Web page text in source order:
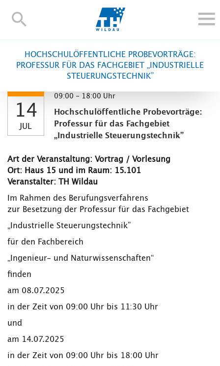
TH-
STUDIEREN UND WEITERBILDEN
IM STUDIUM
FORSCHUNG UND TRANSFER
ALUMNI
HOCHSCHULE
INTERNATIONAL
Blogs Kontakt und Anfahrt Webmail Moodle
TH Online-Portal Personensuche
HOCHSCHULÖFFENTLICHE PROBEVORTRÄGE:
PROFESSUR FÜR DAS FACHGEBIET „INDUSTRIELLE
STEUERUNGSTECHNIK”
14
JUL
09:00 - 18:00 Uhr
Hochschulöffentliche Probevorträge:
Professur für das Fachgebiet
„Industrielle Steuerungstechnik”
Art der Veranstaltung: Vortrag / Vorlesung
Ort: Haus 15 und im Raum: 15.101
Veranstalter: TH Wildau
Im Rahmen des Berufungsverfahrens
zur Besetzung der Professur für das Fachgebiet
„Industrielle Steuerungstechnik”
für den Fachbereich
„Ingenieur- und Naturwissenschaften“
finden
am 08.07.2025
in der Zeit von 09:00 Uhr bis 11:30 Uhr
und
am 14.07.2025
in der Zeit von 09:00 Uhr bis 18:00 Uhr